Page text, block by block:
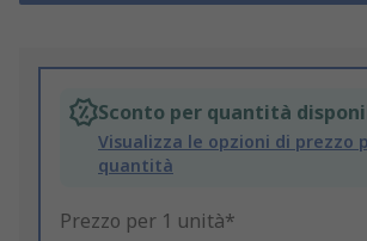
Sconto per quantità
Visualizza le opzioni di prezzo
quantità
Prezzo per 1 unità*